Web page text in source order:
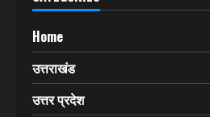
Home
उत्तराखंड
उत्तर प्रदेश